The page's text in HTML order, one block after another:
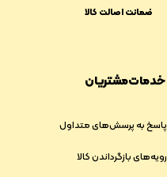
ضمانت اصالت کالا
خدمات مشتریان
پاسخ به پرسش‌های متداول
رویه‌های بازگرداندن کالا